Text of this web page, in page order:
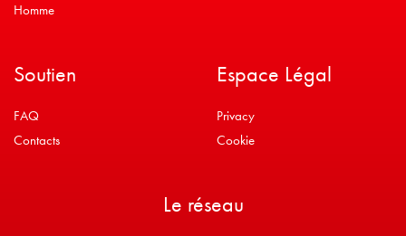
Homme
Soutien
FAQ
Contacts
Espace Légal
Privacy
Cookie
Le réseau